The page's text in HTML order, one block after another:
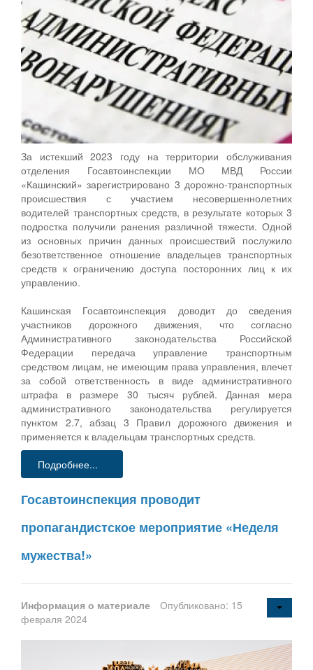
За истекший 2023 году на территории обслуживания
отделения Госавтоинспекции МО МВД России
«Кашинский» зарегистрировано 3 дорожно-транспортных
происшествия с участием несовершеннолетних
водителей транспортных средств, в результате которых 3
подростка получили ранения различной тяжести. Одной
из основных причин данных происшествий послужило
безответственное отношение владельцев транспортных
средств к ограничению доступа посторонних лиц к их
управлению.
Кашинская Госавтоинспекция доводит до сведения
участников дорожного движения, что согласно
Административного законодательства Российской
Федерации передача управление транспортным
средством лицам, не имеющим права управления, влечет
за собой ответственность в виде административного
штрафа в размере 30 тысяч рублей. Данная мера
административного законодательства регулируется
пунктом 2.7, абзац 3 Правил дорожного движения и
применяется к владельцам транспортных средств.
Подробнее...
Госавтоинспекция проводит
пропагандистское мероприятие «Неделя
мужества!»
Информация о материале
Опубликовано: 15
февраля 2024